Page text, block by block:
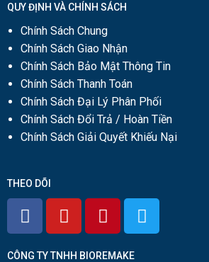
QUY ĐỊNH VÀ CHÍNH SÁCH
Chính Sách Chung
Chính Sách Giao Nhận
Chính Sách Bảo Mật Thông Tin
Chính Sách Thanh Toán
Chính Sách Đại Lý Phân Phối
Chính Sách Đổi Trả / Hoàn Tiền
Chính Sách Giải Quyết Khiếu Nại
THEO DÕI
CÔNG TY TNHH BIOREMAKE